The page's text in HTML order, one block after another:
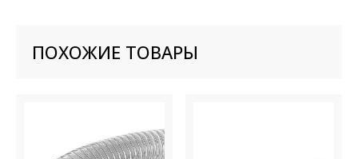
ПОХОЖИЕ ТОВАРЫ